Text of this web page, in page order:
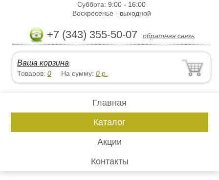
Суббота:9:00 - 16:00
Воскресенье - выходной
+7 (343) 355-50-07 обратная связь
Ваша корзина:
Товаров:0 На сумму:0 р.
Главная
Каталог
Акции
Контакты